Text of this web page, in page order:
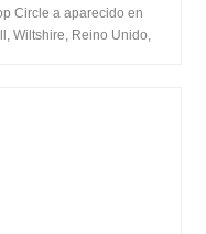
Circle a aparecido en
Wiltshire, Reino Unido,